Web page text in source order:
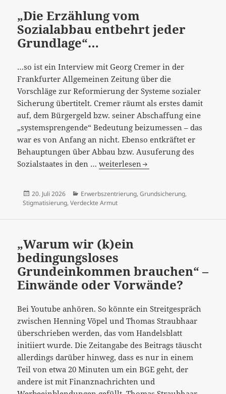
Seite
der
Einzelfallgerechtigkeit…
„Die Erzählung vom
Sozialabbau entbehrt jeder
Grundlage“…
…so ist ein Interview mit Georg Cremer in der
Frankfurter Allgemeinen Zeitung über die
Vorschläge zur Reformierung der Systeme sozialer
Sicherung übertitelt. Cremer räumt als erstes damit
auf, dem Bürgergeld bzw. seiner Abschaffung eine
„systemsprengende“ Bedeutung beizumessen – das
war es von Anfang an nicht. Ebenso entkräftet er
Behauptungen über Abbau bzw. Ausuferung des
Sozialstaates in den …„Die
Sozialabbau
weiterlesen
Veröffentlicht
am
20. Juli 2026 Kategorien
Erwerbszentrierung, Grundsicherung,
Stigmatisierung, Verdeckte Armut
„Warum wir (k)ein
bedingungsloses
Grundeinkommen brauchen“ –
Einwände oder Vorwände?
Bei Youtube anhören. So könnte ein Streitgespräch
zwischen Henning Vöpel und Thomas Straubhaar
überschrieben werden, das vom Handelsblatt
initiiert wurde. Die Zeitangabe des Beitrags täuscht
allerdings darüber hinweg, dass es nur in einem
Teil von etwa 20 Minuten um ein BGE geht, der
andere ist mit Finanznachrichten und